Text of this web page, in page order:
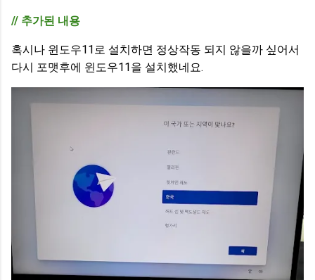
// 추가된 내용
혹시나 윈도우11로 설치하면 정상작동 되지 않을까 싶어서
다시 포맷후에 윈도우11을 설치했네요.